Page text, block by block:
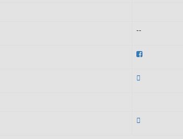
--